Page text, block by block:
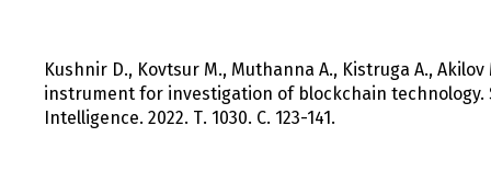
Kushnir D., Kovtsur M., Muthanna A., Kistruga A.,
instrument for investigation of blockchain technology.
Intelligence. 2022. Т. 1030. С. 123-141.